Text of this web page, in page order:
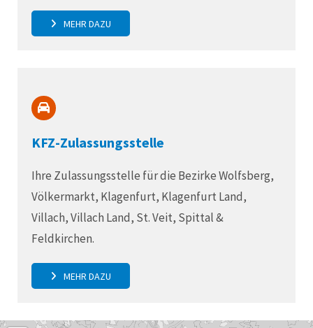
MEHR DAZU
KFZ-Zulassungsstelle
Ihre Zulassungsstelle für die Bezirke Wolfsberg,
Völkermarkt, Klagenfurt, Klagenfurt Land,
Villach, Villach Land, St. Veit, Spittal &
Feldkirchen.
MEHR DAZU